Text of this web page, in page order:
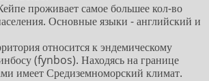
проживает самое большее кол-во
Основные языки - английский и
относится к эндемическому
(fynbos). Находясь на границе
имеет Средиземноморский климат.